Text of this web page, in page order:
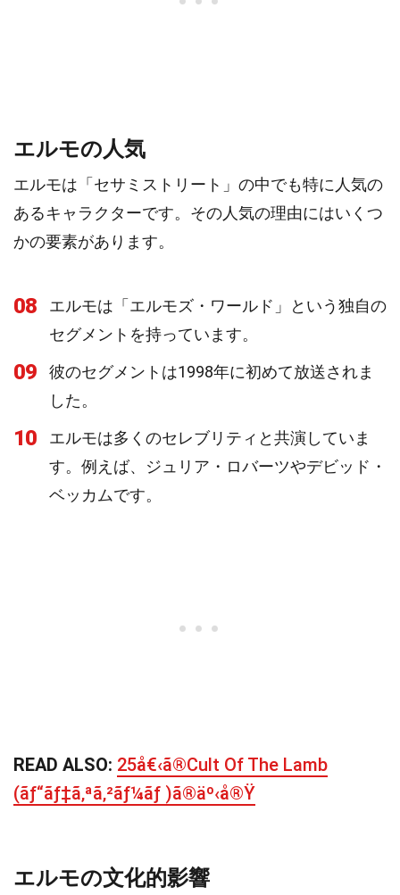
エルモの人気
エルモは「セサミストリート」の中でも特に人気の
あるキャラクターです。その人気の理由にはいくつ
かの要素があります。
08
エルモは「エルモズ・ワールド」という独自の
セグメントを持っています。
09
彼のセグメントは1998年に初めて放送されま
した。
10
エルモは多くのセレブリティと共演していま
す。例えば、ジュリア・ロバーツやデビッド・
ベッカムです。
READ ALSO: 25å€‹ã®Cult Of The Lamb
(ãƒ“ãƒ‡ã‚ªã‚²ãƒ¼ãƒ )ã®äº‹å®Ÿ
エルモの文化的影響